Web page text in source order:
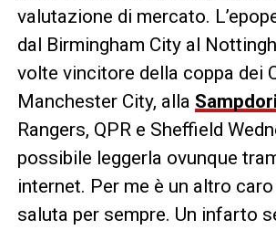
valutazione di mercato.
dal Birmingham City al
volte vincitore della coppa dei
Manchester City, alla
Rangers, QPR e Sheffield
possibile leggerla ovunque
internet. Per me è un altro
saluta per sempre. Un infarto